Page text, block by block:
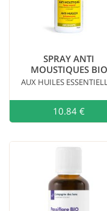
SPRAY ANTI
MOUSTIQUES BIO
AUX HUILES
10.84 €